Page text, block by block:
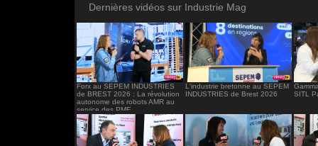
Dernières vidéos sur Industrie Mag
Forx au SEPEM INDUSTRIES
de BREST 2026 : La révolution
autonome des robots AMR au
service des PME
L'industrie bretonne au SEPEM
INDUSTRIES de Brest 2026
SITL